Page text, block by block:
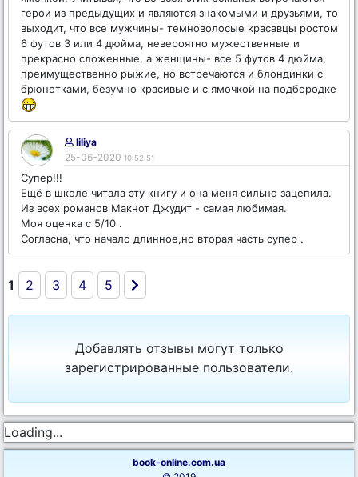
герои из предыдущих и являются знакомыми и друзьями, то
выходит, что все мужчины- темноволосые красавцы ростом
6 футов 3 или 4 дюйма, невероятно мужественные и
прекрасно сложенные, а женщины- все 5 футов 4 дюйма,
преимущественно рыжие, но встречаются и блондинки с
брюнетками, безумно красивые и с ямочкой на подбородке
liliya
25-06-2020 10:52:51
Супер!!!
Ещё в школе читала эту книгу и она меня сильно зацепила.
Из всех романов Макнот Джудит - самая любимая.
Моя оценка с 5/10 .
Согласна, что начало длинное,но вторая часть супер .
1 2 3 4 5
Добавлять отзывы могут только
зарегистрированные пользователи.
Loading...
book-online.com.ua